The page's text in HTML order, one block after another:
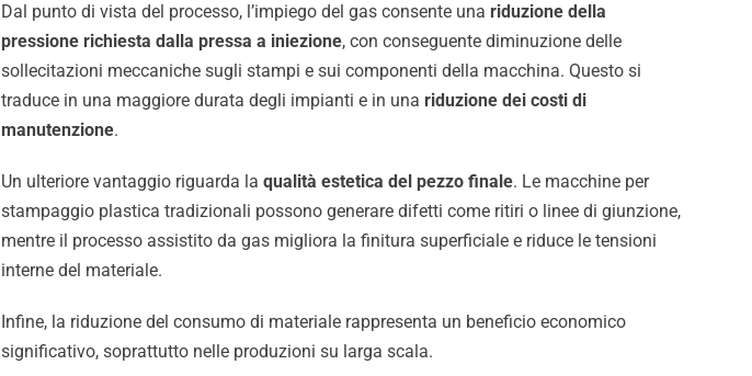
Dal punto di vista del processo, l’impiego del gas consente una riduzione della
pressione richiesta dalla pressa a iniezione, con conseguente diminuzione delle
sollecitazioni meccaniche sugli stampi e sui componenti della macchina. Questo si
traduce in una maggiore durata degli impianti e in una riduzione dei costi di
manutenzione.
Un ulteriore vantaggio riguarda la qualità estetica del pezzo finale. Le macchine per
stampaggio plastica tradizionali possono generare difetti come ritiri o linee di giunzione,
mentre il processo assistito da gas migliora la finitura superficiale e riduce le tensioni
interne del materiale.
Infine, la riduzione del consumo di materiale rappresenta un beneficio economico
significativo, soprattutto nelle produzioni su larga scala.